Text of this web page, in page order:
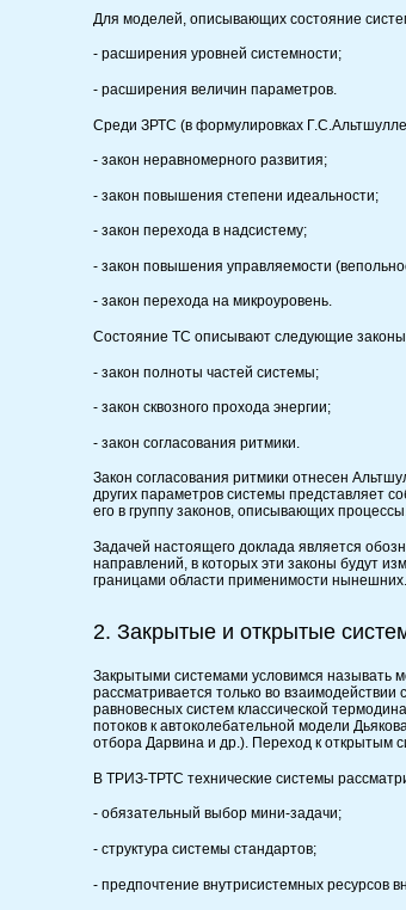
Для моделей, описывающих состояние
- расширения уровней системности;
- расширения величин параметров.
Среди ЗРТС (в формулировках
- закон неравномерного развития;
- закон повышения степени идеальности;
- закон перехода в надсистему;
- закон повышения управляемости
- закон перехода на микроуровень.
Состояние ТС описывают следующие
- закон полноты частей системы;
- закон сквозного прохода энергии;
- закон согласования ритмики.
Закон согласования ритмики отнесен
других параметров системы представляет
его в группу законов, описывающих
Задачей настоящего доклада является
направлений, в которых эти законы будут
границами области применимости
2. Закрытые и открытые
Закрытыми системами условимся называть
рассматривается только во
равновесных систем классической
потоков к автоколебательной модели
отбора Дарвина и др.). Переход к открытым
В ТРИЗ-ТРТС технические системы
- обязательный выбор мини-задачи;
- структура системы стандартов;
- предпочтение внутрисистемных ресурсов